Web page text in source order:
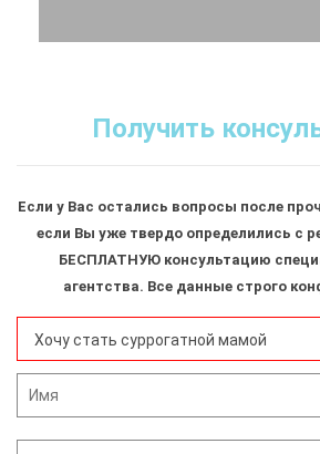
Получить
Если у Вас остались вопросы после
если Вы уже твердо определились с
БЕСПЛАТНУЮ консультацию
агентства. Все данные строго
Хочу стать суррогатной мамой